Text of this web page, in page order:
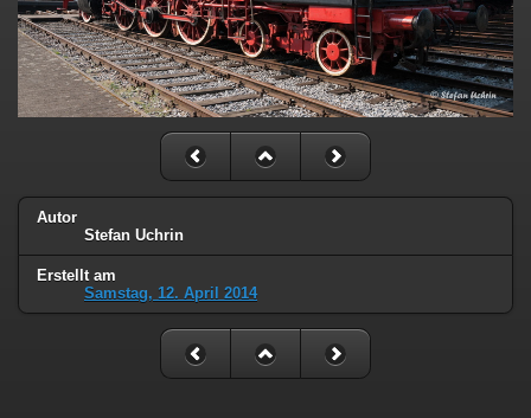
Autor
Stefan Uchrin
Erstellt am
Samstag, 12. April 2014